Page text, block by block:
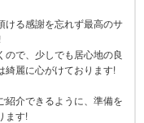
ける感謝を忘れず最高のサ
ので、少しでも居心地の良
綺麗に心がけております!
紹介できるように、準備を
ます!